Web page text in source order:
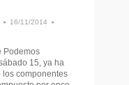
16/11/2014
Podemos
15, ya ha
componentes